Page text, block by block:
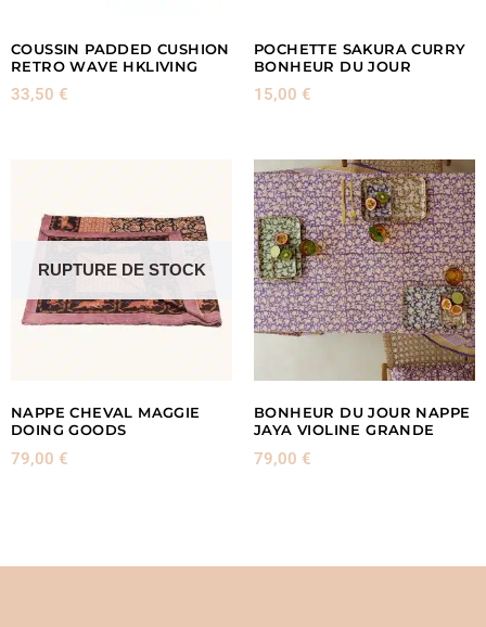
COUSSIN PADDED CUSHION
RETRO WAVE HKLIVING
33,50 €
POCHETTE SAKURA CURRY
BONHEUR DU JOUR
15,00 €
RUPTURE DE STOCK
NAPPE CHEVAL MAGGIE
DOING GOODS
79,00 €
BONHEUR DU JOUR NAPPE
JAYA VIOLINE GRANDE
79,00 €